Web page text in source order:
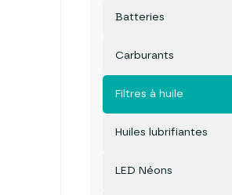
Batteries
Carburants
Filtres à huile
Huiles lubrifiantes
LED Néons